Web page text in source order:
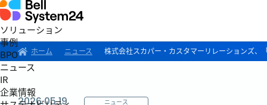
ソリューション
事例
BPO
ニュース
IR
企業情報
ホーム ニュース 株式会社スカパー・カスタマーリレーションズ、
ニュース